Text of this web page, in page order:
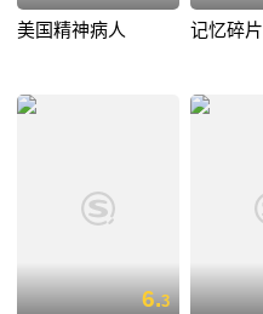
美国精神病人 记忆碎片
6.3